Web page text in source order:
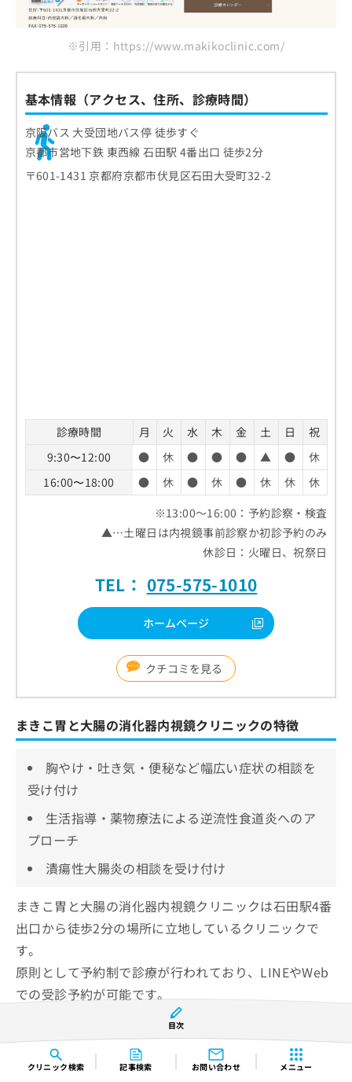
クリニック検索 記事検索 お問い合わせ メニュー
※引用：https://www.makikoclinic.com/
基本情報（アクセス、住所、診療時間）
京阪バス 大受団地バス停 徒歩すぐ
京都市営地下鉄 東西線 石田駅 4番出口 徒歩2分
〒601-1431 京都府京都市伏見区石田大受町32-2
診療時間 月 火 水 木 金 土 日
祝
9:30〜12:00
● 休 ● ● ● ▲ ●
休
16:00〜18:00
● 休 ● 休 ● 休 休
休
※13:00～16:00：予約診察・検査
▲…土曜日は内視鏡事前診察か初診予約のみ
休診日：火曜日、祝祭日
TEL： 075-575-1010
ホームページ
クチコミを見る
まきこ胃と大腸の消化器内視鏡クリニックの特徴
胸やけ・吐き気・便秘など幅広い症状の相談を
受け付け
生活指導・薬物療法による逆流性食道炎へのア
プローチ
潰瘍性大腸炎の相談を受け付け
まきこ胃と大腸の消化器内視鏡クリニックは石田駅4番
出口から徒歩2分の場所に立地しているクリニックで
す。
原則として予約制で診療が行われており、LINEやWeb
での受診予約が可能です。
胸やけ・吐き気・便秘など幅広い症状の相談を受け付
けています。
目次